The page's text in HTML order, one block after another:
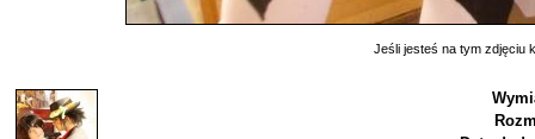
Jeśli jesteś na tym zdjęciu